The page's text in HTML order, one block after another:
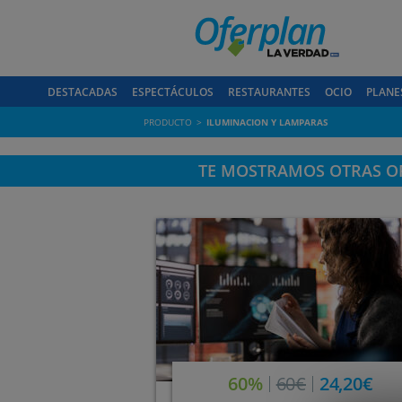
DESTACADAS ESPECTÁCULOS RESTAURANTES OCIO
PRODUCTO ILUMINACION Y LAMPARAS
TE MOSTRAMOS OTRAS
60% 60€ 24,20€